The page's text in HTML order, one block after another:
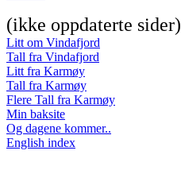
(ikke oppdaterte sider)
Litt om Vindafjord
Tall fra Vindafjord
Litt fra Karmøy
Tall fra Karmøy
Flere Tall fra Karmøy
Min baksite
Og dagene kommer..
English index